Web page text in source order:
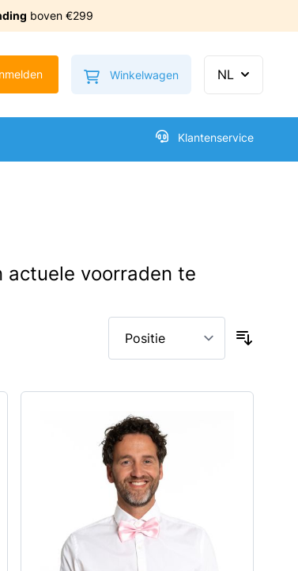
boven €299
Minicart tonen/
Winkelwagen NL
Klantenservice
actuele voorraden te